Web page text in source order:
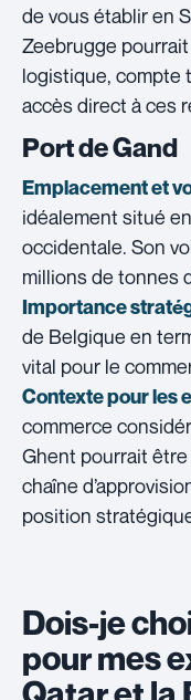
de vous établir en
Zeebrugge
logistique, compte
accès direct à ces
Port de Gand
Emplacement et
idéalement situé
occidentale. Son
millions de tonnes
Importance
de Belgique en
vital pour le
Contexte pour les
commerce
Ghent pourrait
chaîne
position
Dois-je
pour mes